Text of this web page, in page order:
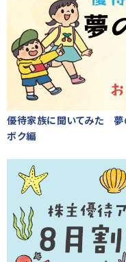
優待家族に聞いてみた 夢
ボク編